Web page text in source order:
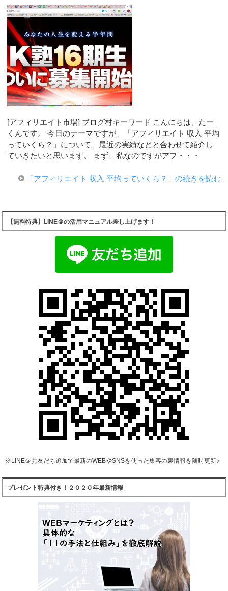
[アフィリエイト市場] ブログ村キーワード こんにちは、たー
くんです。 今日のテーマですが、「アフィリエイト 収入 平均
っていくら？」について、最近の実績などと合わせて紹介し
ていきたいと思います。 まず、私なのですがアフ・・・
「アフィリエイト 収入 平均っていくら？」の続きを読む
【無料特典】LINE＠の活用マニュアル差し上げます！
※LINE＠お友だち追加で最新のWEBやSNSを使った集客の裏情報を随時更新♪
プレゼント特典付き！２０２０年最新情報